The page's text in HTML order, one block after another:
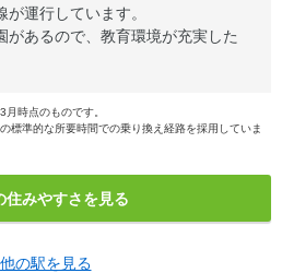
運行しています。
があるので、教育環境が充実した
時点のものです。
標準的な所要時間での乗り換え経路を採用していま
住みやすさを見る
他の駅を見る